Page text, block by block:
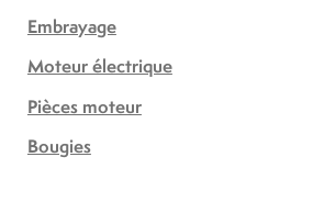
Embrayage
Moteur électrique
Pièces moteur
Bougies